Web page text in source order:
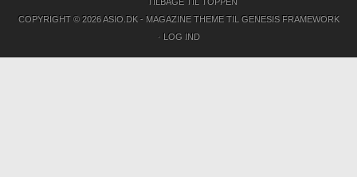
COPYRIGHT © 2026 ASIO.DK - MAGAZINE THEMETIL GENESIS FRAMEWORK
· LOG IND